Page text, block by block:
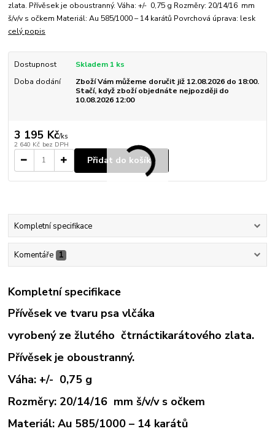
zlata. Přívěsek je oboustranný. Váha: +/- 0,75 g Rozměry: 20/14/16 mm
š/v/v s očkem Materiál: Au 585/1000 – 14 karátů Povrchová úprava: lesk
celý popis
Dostupnost
Skladem 1 ks
Doba dodání
Zboží Vám můžeme doručit již 12.08.2026 do 18:00.
Stačí, když zboží objednáte nejpozději do
10.08.2026 12:00
3 195 Kč/ks
2 640 Kč bez DPH
Přidat do košíku
Kompletní specifikace
Komentáře 1
Kompletní specifikace
Přívěsek ve tvaru psa vlčáka
vyrobený ze žlutého čtrnáctikarátového zlata.
Přívěsek je oboustranný.
Váha: +/- 0,75 g
Rozměry: 20/14/16 mm š/v/v s očkem
Materiál: Au 585/1000 – 14 karátů